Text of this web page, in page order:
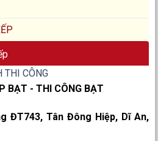
THI CÔNG
BẠT - THI CÔNG BẠT
ĐT743, Tân Đông Hiệp, Dĩ An,